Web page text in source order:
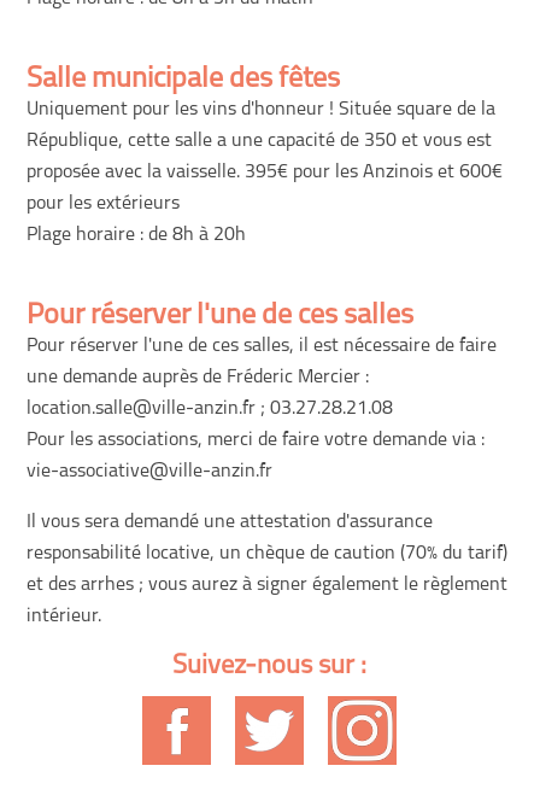
Salle municipale des fêtes
Uniquement pour les vins d'honneur ! Située square de la
République, cette salle a une capacité de 350 et vous est
proposée avec la vaisselle. 395€ pour les Anzinois et 600€
pour les extérieurs
Plage horaire : de 8h à 20h
Pour réserver l'une de ces salles
Pour réserver l'une de ces salles, il est nécessaire de faire
une demande auprès de Fréderic Mercier :
location.salle@ville-anzin.fr ; 03.27.28.21.08
Pour les associations, merci de faire votre demande via :
vie-associative@ville-anzin.fr
Il vous sera demandé une attestation d'assurance
responsabilité locative, un chèque de caution (70% du tarif)
et des arrhes ; vous aurez à signer également le règlement
intérieur.
Suivez-nous sur :